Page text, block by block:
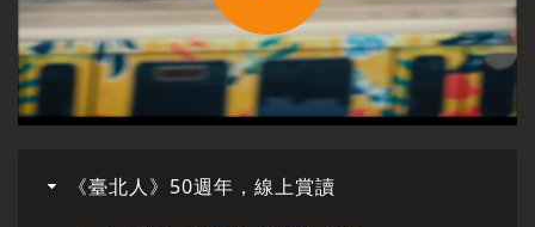
Play
《臺北人》50週年，線上賞讀